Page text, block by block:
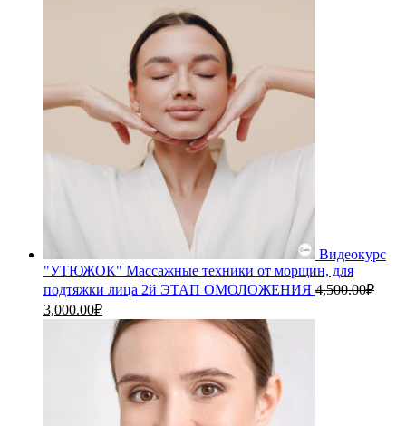
Видеокурс
"УТЮЖОК" Массажные техники от морщин, для
подтяжки лица 2й ЭТАП ОМОЛОЖЕНИЯ 4,500.00₽
Первоначальная
цена
3,000.00₽Текущая
цена:
3,000.00₽.